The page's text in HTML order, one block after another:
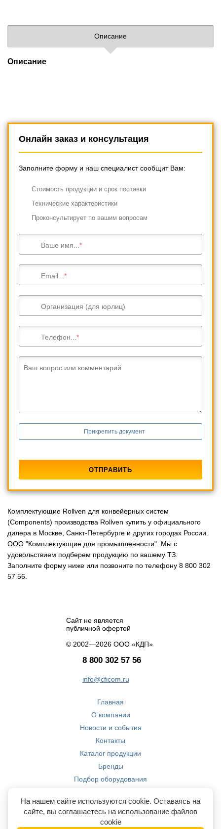
Описание
Описание
Онлайн заказ и консультация
Заполните форму и наш специалист сообщит Вам:
Cтоимость продукции и срок поставки
Технические характеристики
Проконсультирует по вашим вопросам
Ваше имя...
Email...
Организация (для юрлиц)
Телефон...
Ваш вопрос или комментарий
Прикрепить документ
Комплектующие Rollven для конвейерных систем
(Components) производства Rollven купить у официального
дилера в Москве, Санкт-Петербурге и других городах России.
ООО "Комплектующие для промышленности". Мы с
удовольствием подберем продукцию по вашему ТЗ.
Заполните форму ниже или позвоните по телефону 8 800 302
57 56.
Сайт не является
публичной офертой
© 2002—2026 ООО «КДП»
8 800 302 57 56
info@cficom.ru
Главная
О компании
Новости и события
Контакты
Каталог продукции
Бренды
Подбор оборудования
Компетенции
На нашем сайте используются cookie. Оставаясь на
сайте, вы соглашаетесь на использование файлов
cookie